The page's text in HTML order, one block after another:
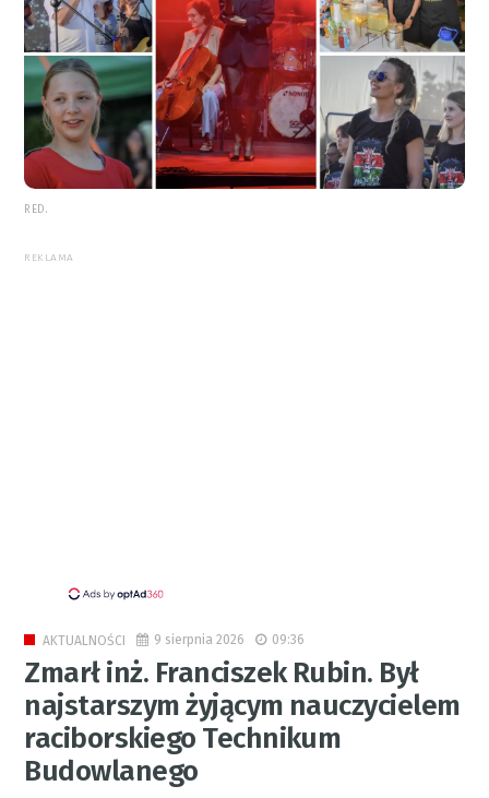
RED.
REKLAMA
AKTUALNOŚCI 9 sierpnia 2026 09:36
Zmarł inż. Franciszek Rubin. Był
najstarszym żyjącym nauczycielem
raciborskiego Technikum
Budowlanego